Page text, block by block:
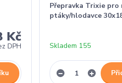
Kč
DPH
Přepravka Trixie pro
ptáky/hlodavce
Skladem 155